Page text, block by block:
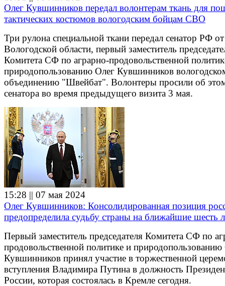
Олег Кувшинников передал волонтерам ткань для
тактических костюмов вологодским бойцам СВО
Три рулона специальной ткани передал сенатор РФ от
Вологодской области, первый заместитель
Комитета СФ по аграрно-продовольственной
природопользованию Олег Кувшинников
объединению "Швейбат". Волонтеры просили об
сенатора во время предыдущего визита 3 мая.
15:28 || 07 мая 2024
Олег Кувшинников: Консолидированная позиция
предопределила судьбу страны на ближайшие шесть
Первый заместитель председателя Комитета СФ по
продовольственной политике и природопользованию
Кувшинников принял участие в торжественной
вступления Владимира Путина в должность
России, которая состоялась в Кремле сегодня.